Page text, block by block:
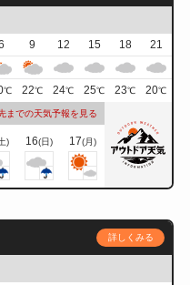
9 12 15 18
21
℃ 22℃ 24℃ 25℃ 23℃ 20℃
までの天気予報を見る
) 16(日) 17(月)
詳しくみる